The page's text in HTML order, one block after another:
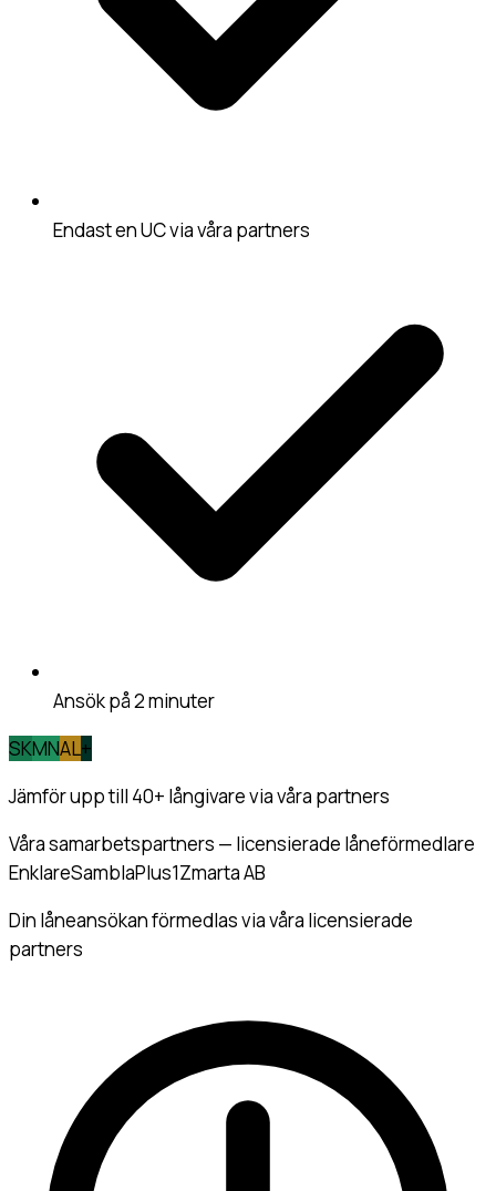
Endast en UC via våra partners
Ansök på 2 minuter
SKMNAL+
Jämför upp till 40+ långivare via våra partners
Våra samarbetspartners — licensierade låneförmedlare
EnklareSamblaPlus1Zmarta AB
Din låneansökan förmedlas via våra licensierade
partners